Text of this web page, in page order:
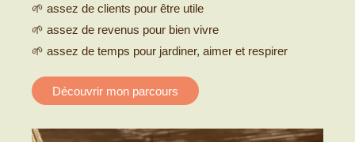
🌱 assez de clients pour être utile
🌱 assez de revenus pour bien vivre
🌱 assez de temps pour jardiner, aimer et respirer
Découvrir mon parcours